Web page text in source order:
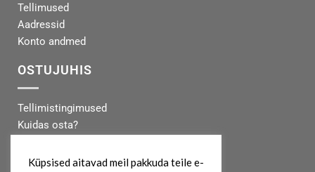
Tellimused
Aadressid
Konto andmed
OSTUJUHIS
Tellimistingimused
Kuidas osta?
Tarneinfo
Küpsised aitavad meil pakkuda teile e-